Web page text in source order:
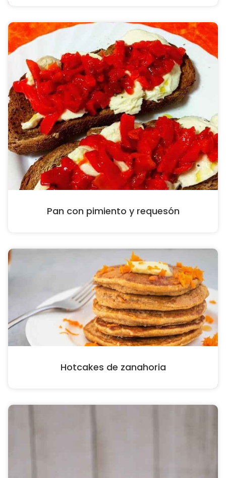
Pan con pimiento y requesón
Hotcakes de zanahoria